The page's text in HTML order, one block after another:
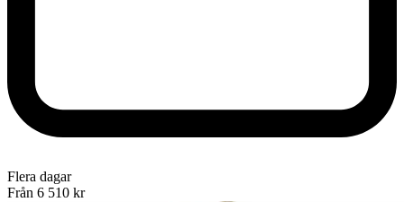
Flera dagar
Från 6 510 kr